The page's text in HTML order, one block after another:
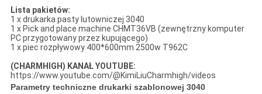
Lista pakietów:
1 x drukarka pasty lutowniczej 3040
1 x Pick and place machine CHMT36VB (zewnętrzny komputer
PC przygotowany przez kupującego)
1 x piec rozpływowy 400*600mm 2500w T962C
(CHARMHIGH) KANAŁ YOUTUBE:
https://www.youtube.com/@KimiLiuCharmhigh/videos
Parametry techniczne drukarki szablonowej 3040